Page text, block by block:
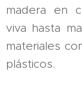
madera en
viva hasta
materiales
plásticos.